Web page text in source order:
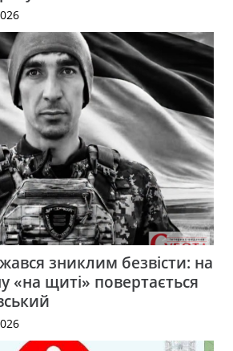
зниклим безвісти: на
щиті» повертається